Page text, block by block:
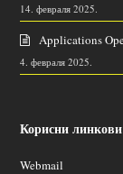
14. февраля 2025.
Applications
4. февраля 2025.
Корисни
Webmail